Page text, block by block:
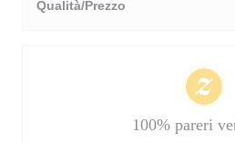
Qualità/Prezzo
100% pareri